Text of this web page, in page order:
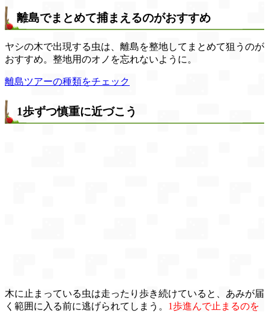
離島でまとめて捕まえるのがおすすめ
ヤシの木で出現する虫は、離島を整地してまとめて狙うのが
おすすめ。整地用のオノを忘れないように。
離島ツアーの種類をチェック
1歩ずつ慎重に近づこう
木に止まっている虫は走ったり歩き続けていると、あみが届
く範囲に入る前に逃げられてしまう。 1歩進んで止まるのを